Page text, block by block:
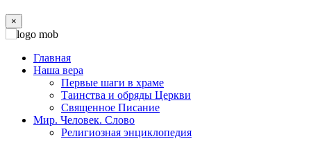
×
Главная
Наша вера
Первые шаги в храме
Таинства и обряды Церкви
Священное Писание
Мир. Человек. Слово
Религиозная энциклопедия